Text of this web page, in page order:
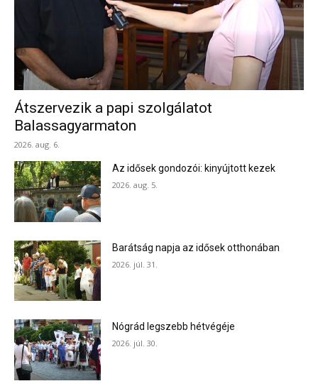
Átszervezik a papi szolgálatot
Balassagyarmaton
2026. aug. 6.
Az idősek gondozói: kinyújtott kezek
2026. aug. 5.
Barátság napja az idősek otthonában
2026. júl. 31.
Nógrád legszebb hétvégéje
2026. júl. 30.